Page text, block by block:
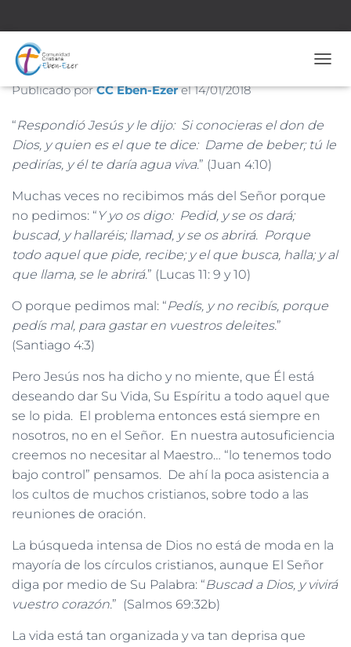
Nº 1.750 – 14 de Enero de 2018
Publicado porCC Eben-Ezerel14/01/2018
“Respondió Jesús y le dijo: Si conocieras el don de
Dios, y quien es el que te dice: Dame de beber; tú le
pedirías, y él te daría agua viva.” (Juan 4:10)
Muchas veces no recibimos más del Señor porque
no pedimos: “ Y yo os digo: Pedid, y se os dará;
buscad, y hallaréis; llamad, y se os abrirá. Porque
todo aquel que pide, recibe; y el que busca, halla; y al
que llama, se le abrirá.” (Lucas 11: 9 y 10)
O porque pedimos mal: “Pedís, y no recibís, porque
pedís mal, para gastar en vuestros deleites.”
(Santiago 4:3)
Pero Jesús nos ha dicho y no miente, que Él está
deseando dar Su Vida, Su Espíritu a todo aquel que
se lo pida. El problema entonces está siempre en
nosotros, no en el Señor. En nuestra autosuficiencia
creemos no necesitar al Maestro… “lo tenemos todo
bajo control” pensamos. De ahí la poca asistencia a
los cultos de muchos cristianos, sobre todo a las
reuniones de oración.
La búsqueda intensa de Dios no está de moda en la
mayoría de los círculos cristianos, aunque El Señor
diga por medio de Su Palabra: “Buscad a Dios, y vivirá
vuestro corazón.” (Salmos 69:32b)
La vida está tan organizada y va tan deprisa que